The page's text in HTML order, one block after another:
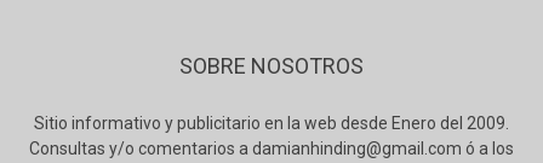
SOBRE NOSOTROS
Sitio informativo y publicitario en la web desde Enero del 2009.
Consultas y/o comentarios a damianhinding@gmail.com ó a los